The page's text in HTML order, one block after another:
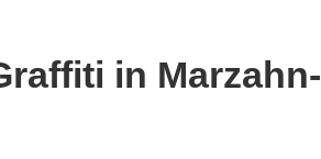
in Marzahn-